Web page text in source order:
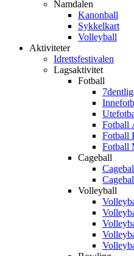
Namdalen
Kanonball
Sykkelkart
Volleyball
Aktiviteter
Idrettsfestivalen
Lagsaktivitet
Fotball
Fotball
Fotball
Fotball
Cageball
Volleyball